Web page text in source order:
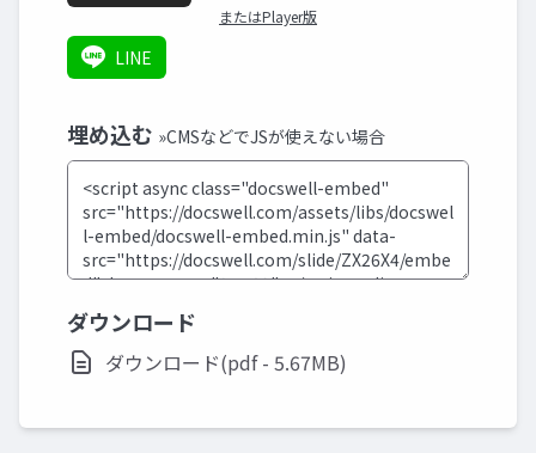
またはPlayer版
LINE
埋め込む »CMSなどでJSが使えない場合
ダウンロード
ダウンロード(pdf - 5.67MB)